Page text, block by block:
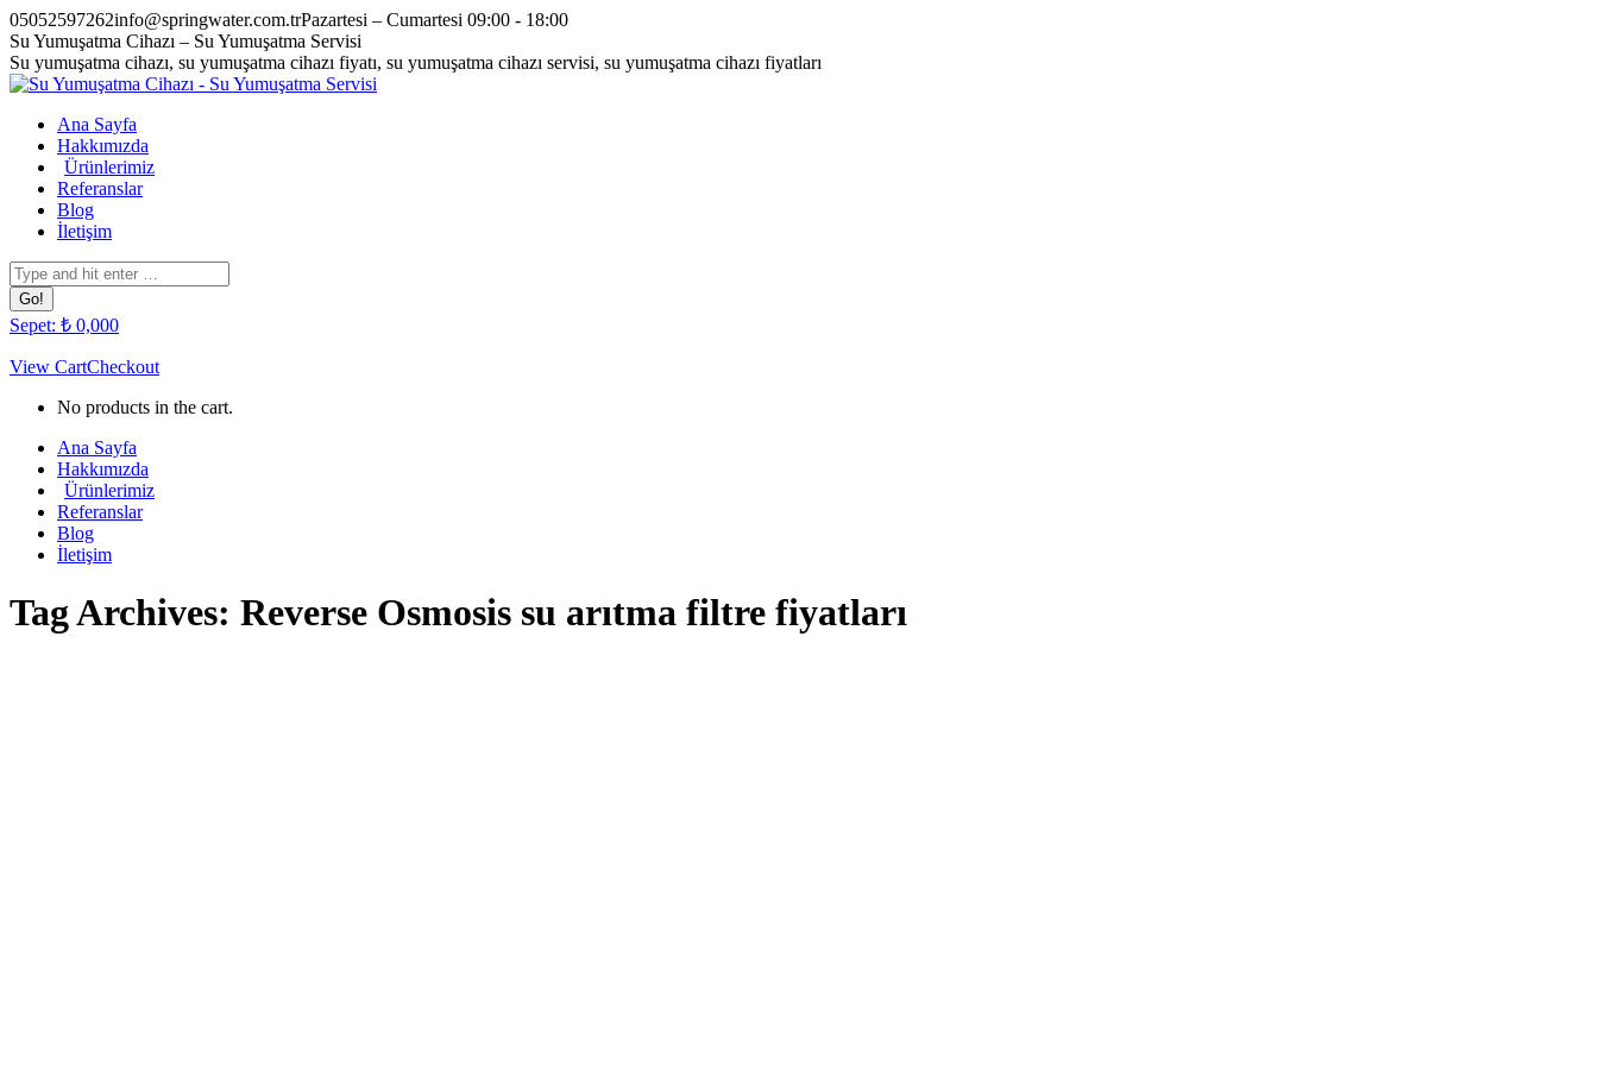
Skip
to
content
05052597262info@springwater.com.trPazartesi – Cumartesi 09:00 - 18:00
Facebook
page
opens
new
window
Twitter
page
opens
new
window
Pinterest
page
opens
new
window
Instagram
page
opens
new
window
Su Yumuşatma Cihazı – Su Yumuşatma Servisi
Su yumuşatma cihazı, su yumuşatma cihazı fiyatı, su yumuşatma cihazı servisi, su yumuşatma cihazı fiyatları
Ana Sayfa
Hakkımızda
Ürünlerimiz
Referanslar
Blog
İletişim
Search:
Sepet: ₺ 0,000
View CartCheckout
No products in the cart.
Ana Sayfa
Hakkımızda
Ürünlerimiz
Referanslar
Blog
İletişim
Tag Archives: Reverse Osmosis su arıtma filtre fiyatları